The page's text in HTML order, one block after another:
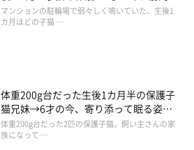
でツンデレなコに成長
マンションの駐輪場で弱々しく鳴いていた、生後1
カ月ほどの子猫 …
体重200g台だった生後1カ月半の保護子
猫兄妹→6才の今、寄り添って眠る姿に
ほっこり！
体重200g台だった2匹の保護子猫。飼い主さんの家
族になって …